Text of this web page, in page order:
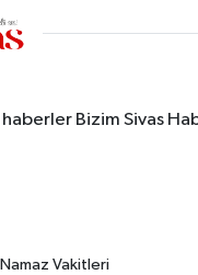
Bizim Sivas
Vakitleri